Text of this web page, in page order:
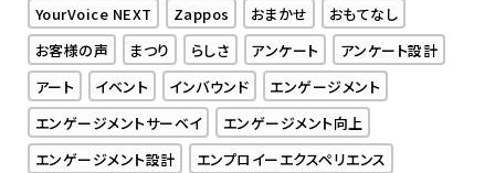
YourVoice NEXT
Zappos おまかせ
おもてなし
お客様の声
まつり らしさ アンケート
アンケート設計
アート
イベント インバウンド
エンゲージメント
エンゲージメントサーベイ
エンゲージメント向上
エンゲージメント設計
エンプロイーエクスペリエンス